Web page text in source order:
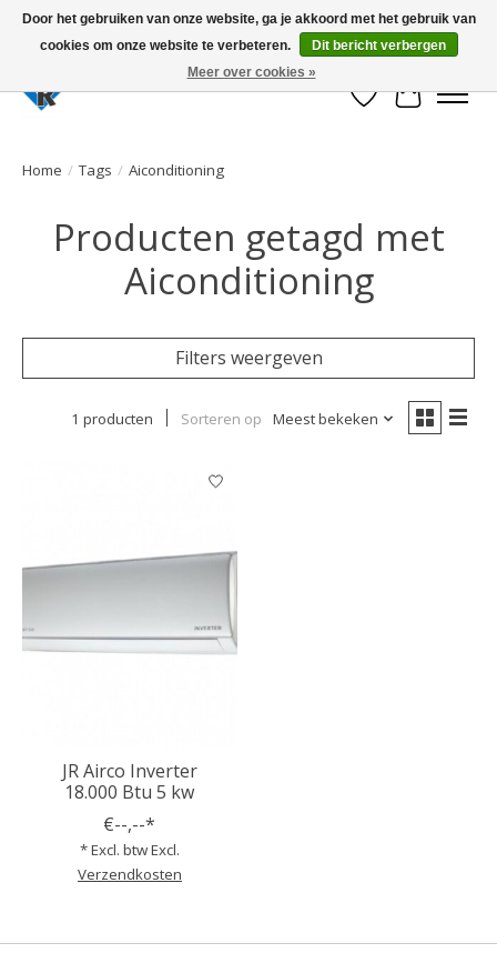
Large selection of products and fast shipping!
Verlanglijst
Home / Tags / Aiconditioning
Producten getagd met
Aiconditioning
Filters weergeven
1 producten Sorteren op Meest bekeken
JR Airco Inverter
18.000 Btu 5 kw
€--,--*
* Excl. btw Excl.
Verzendkosten
Door het gebruiken van onze website, ga je akkoord met het gebruik van
cookies om onze website te verbeteren.
Dit bericht verbergen
Meer over cookies »